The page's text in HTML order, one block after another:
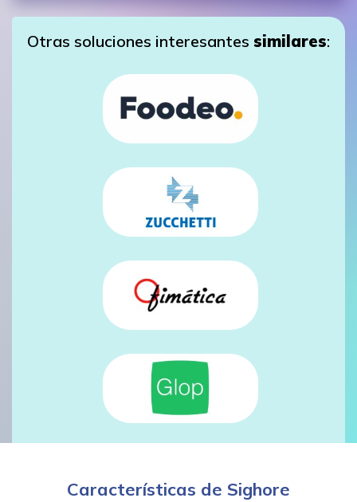
Otras soluciones interesantes similares:
Características de Sighore